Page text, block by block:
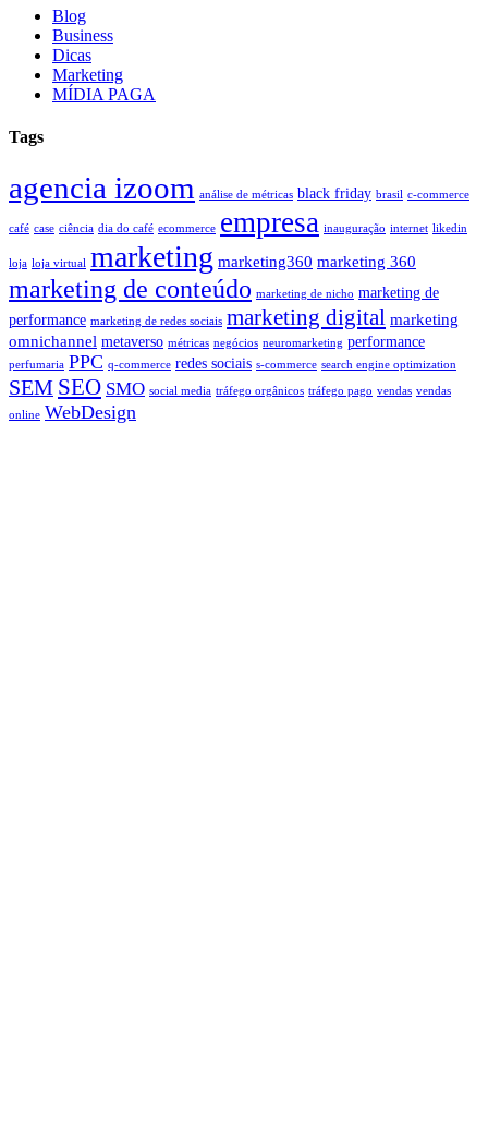
Blog
Business
Dicas
Marketing
MÍDIA PAGA
Tags
agencia izoom análise de métricas black friday brasil c-commerce
café case ciência dia do café ecommerce empresa inauguração internet likedin
loja loja virtual marketing marketing360 marketing 360
marketing de conteúdo marketing de nicho marketing de
performance marketing de redes sociais marketing digital marketing
omnichannel metaverso métricas negócios neuromarketing performance
perfumaria PPC q-commerce redes sociais s-commerce search engine optimization
SEM SEO SMO social media tráfego orgânicos tráfego pago vendas vendas
online WebDesign